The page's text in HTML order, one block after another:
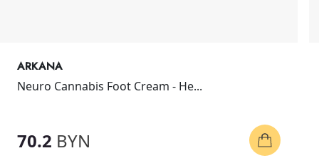
ARKANA
Neuro Cannabis Foot Cream - Не...
70.2 BYN